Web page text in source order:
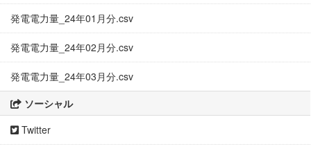
発電電力量_24年01月分.csv
発電電力量_24年02月分.csv
発電電力量_24年03月分.csv
ソーシャル
Twitter